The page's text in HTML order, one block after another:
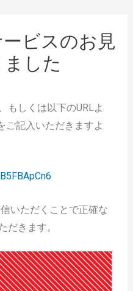
ビスのお見
した
もしくは以下のURLよ
ご記入いただきますよ
いただくことで正確な
だきます。